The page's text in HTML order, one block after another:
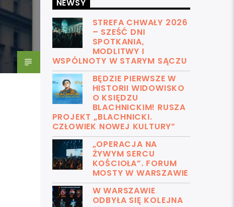
NEWSY
STREFA CHWAŁY 2026
– SZEŚĆ DNI
SPOTKANIA,
MODLITWY I
WSPÓLNOTY W STARYM SĄCZU
BĘDZIE PIERWSZE W
HISTORII WIDOWISKO
O KSIĘDZU
BLACHNICKIM! RUSZA
PROJEKT „BLACHNICKI.
CZŁOWIEK NOWEJ KULTURY”
„OPERACJA NA
ŻYWYM SERCU
KOŚCIOŁA”. FORUM
MOSTY W WARSZAWIE
W WARSZAWIE
ODBYŁA SIĘ KOLEJNA